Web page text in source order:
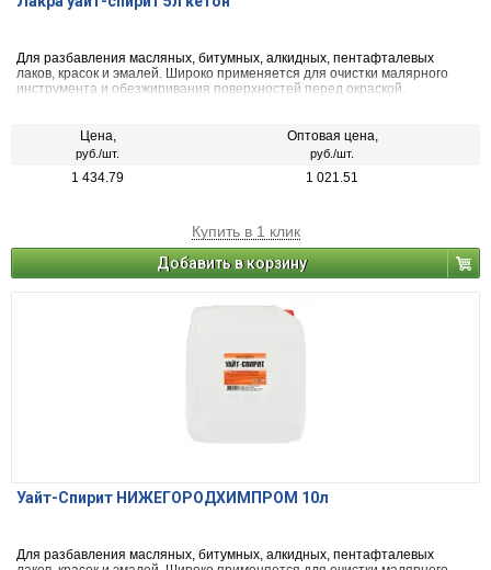
Для разбавления масляных, битумных, алкидных, пентафталевых
лаков, красок и эмалей. Широко применяется для очистки малярного
инструмента и обезжиривания поверхностей перед окраской.
Цена,
руб./шт.
Оптовая цена,
руб./шт.
1 434.79 1 021.51
Купить в 1 клик
Добавить в корзину
Уайт-Спирит НИЖЕГОРОДХИМПРОМ 10л
Для разбавления масляных, битумных, алкидных, пентафталевых